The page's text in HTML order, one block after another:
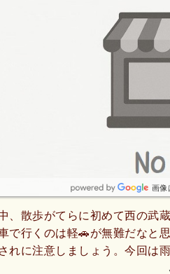
画像
、散歩がてらに初めて西の武
で行くのは軽🚗が無難だなと
れに注意しましょう。今回は
せんでした。あと雨上がりなの